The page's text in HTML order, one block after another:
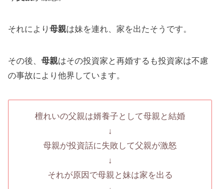
それにより母親は妹を連れ、家を出たそうです。
その後、母親はその投資家と再婚するも投資家は不慮
の事故により他界しています。
檀れいの父親は婿養子として母親と結婚
↓
母親が投資話に失敗して父親が激怒
↓
それが原因で母親と妹は家を出る